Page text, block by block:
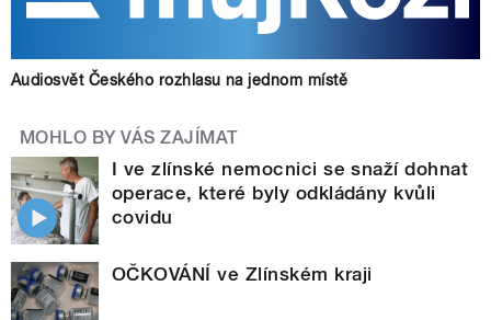
Audiosvět Českého rozhlasu na jednom místě
MOHLO BY VÁS ZAJÍMAT
I ve zlínské nemocnici se snaží dohnat
operace, které byly odkládány kvůli
covidu
OČKOVÁNÍ ve Zlínském kraji